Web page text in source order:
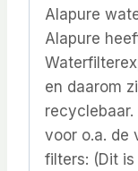
Alapure
Alapure
en daarom
voor o.a. de
filters: (Dit